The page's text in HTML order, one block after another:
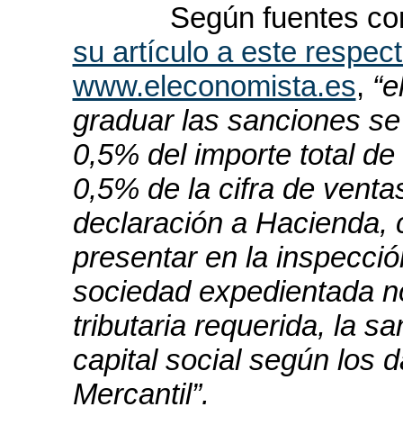
Según fuentes
su artículo a este
www.eleconomista.es, “
graduar las sanciones
0,5% del importe total
0,5% de la cifra de
declaración a Hacienda,
presentar en la
sociedad expedientada
tributaria requerida, la
capital social según los
Mercantil”.